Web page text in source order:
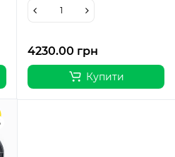
4230.00 грн
Купити